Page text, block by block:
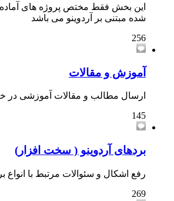
این بخش فقط مختص پروژه های
شده مبتنی بر آردوینو می باشد
256
آموزش و مقالات
ارسال مطالب و مقالات آموزشی در
145
بردهای آردوینو ( سخت افزار)
رفع اشکال و سئوالات مرتبط با انواع
269